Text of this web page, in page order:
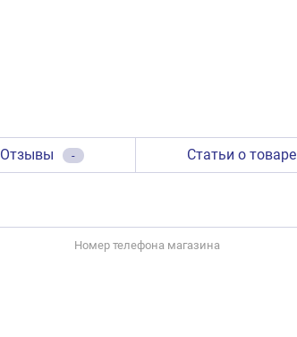
Отзывы - Статьи о товаре
Номер телефона магазина